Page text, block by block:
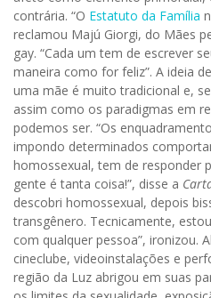
contrária. “O Estatuto da Família
reclamou Majú Giorgi, do Mães
gay. “Cada um tem de escrever
maneira como for feliz”. A ideia
uma mãe é muito tradicional e,
assim como os paradigmas em
podemos ser. “Os
impondo determinados
homossexual, tem de responder
gente é tanta coisa!”, disse a
descobri homossexual, depois
transgênero. Tecnicamente,
com qualquer pessoa”, ironizou.
cineclube, videoinstalações e
região da Luz abrigou em suas